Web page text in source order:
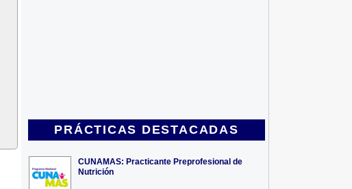
PRÁCTICAS DESTACADAS
CUNAMAS: Practicante Preprofesional de
Nutrición